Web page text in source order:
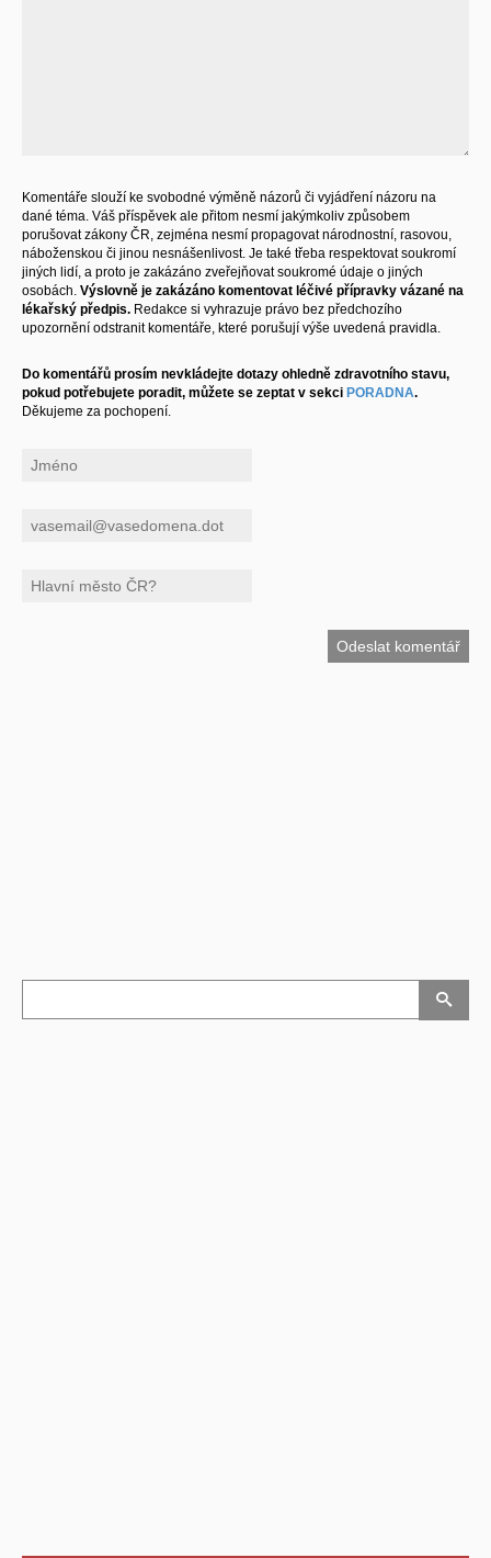
Komentáře slouží ke svobodné výměně názorů či vyjádření názoru na
dané téma. Váš příspěvek ale přitom nesmí jakýmkoliv způsobem
porušovat zákony ČR, zejména nesmí propagovat národnostní, rasovou,
náboženskou či jinou nesnášenlivost. Je také třeba respektovat soukromí
jiných lidí, a proto je zakázáno zveřejňovat soukromé údaje o jiných
osobách. Výslovně je zakázáno komentovat léčivé přípravky vázané na
lékařský předpis. Redakce si vyhrazuje právo bez předchozího
upozornění odstranit komentáře, které porušují výše uvedená pravidla.
Do komentářů prosím nevkládejte dotazy ohledně zdravotního stavu,
pokud potřebujete poradit, můžete se zeptat v sekci PORADNA.
Děkujeme za pochopení.